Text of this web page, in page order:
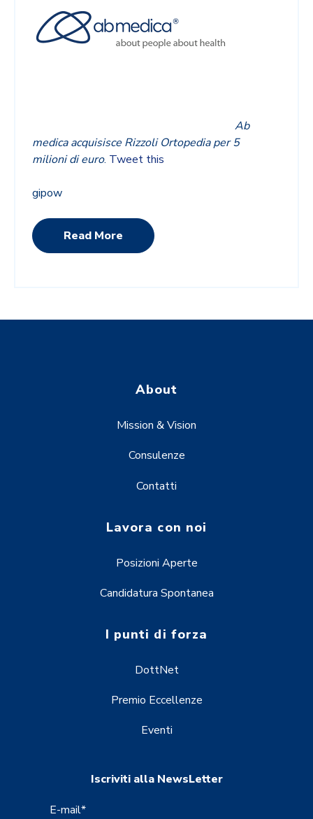
Ab
medica acquisisce Rizzoli Ortopedia per 5
milioni di euro. Tweet this
gipow
Read More
About
Mission & Vision
Consulenze
Contatti
Lavora con noi
Posizioni Aperte
Candidatura Spontanea
I punti di forza
DottNet
Premio Eccellenze
Eventi
Iscriviti alla NewsLetter
E-mail*